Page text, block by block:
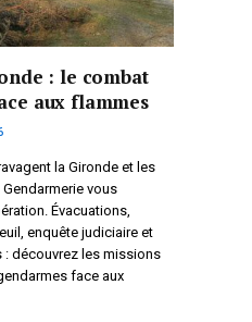
: le combat
aux flammes
la Gironde et les
vous
Évacuations,
enquête judiciaire et
découvrez les missions
face aux